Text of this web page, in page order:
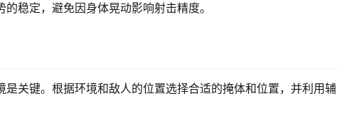
稳定，避免因身体晃动影响射击精度。
关键。根据环境和敌人的位置选择合适的掩体和位置，并利用辅